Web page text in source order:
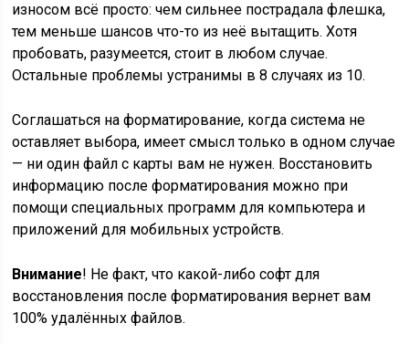
износом всё просто: чем сильнее пострадала флешка,
тем меньше шансов что-то из неё вытащить. Хотя
пробовать, разумеется, стоит в любом случае.
Остальные проблемы устранимы в 8 случаях из 10.
Соглашаться на форматирование, когда система не
оставляет выбора, имеет смысл только в одном случае
— ни один файл с карты вам не нужен. Восстановить
информацию после форматирования можно при
помощи специальных программ для компьютера и
приложений для мобильных устройств.
Внимание! Не факт, что какой-либо софт для
восстановления после форматирования вернет вам
100% удалённых файлов.